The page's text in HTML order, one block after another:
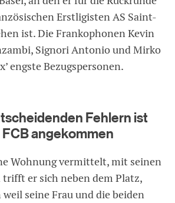
Erstligisten AS Saint-
ist. Die Frankophonen Kevin
Signori Antonio und Mirko
engste Bezugspersonen.
Fehlern ist
angekommen
Wohnung vermittelt, mit seinen
trifft er sich neben dem Platz,
weil seine Frau und die beiden